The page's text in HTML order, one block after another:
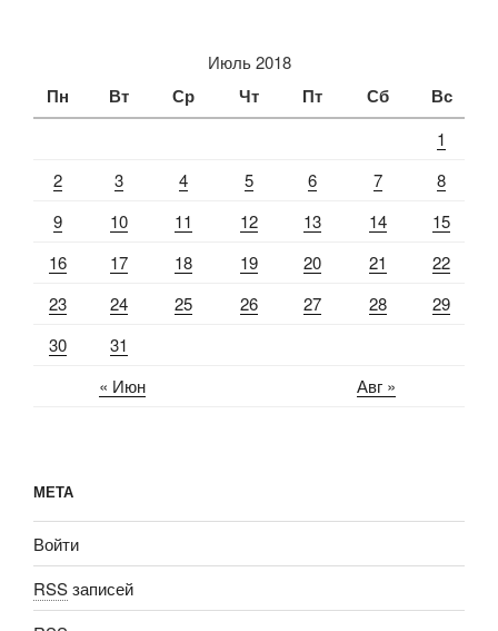
Июль 2018
Пн Вт Ср Чт Пт Сб Вс
« Июн Авг »
1
2
3 4 5 6 7
8
9
10 11 12 13 14
15
16
17 18 19 20 21
22
23
24 25 26 27 28
29
30
31
МЕТА
Войти
RSSзаписей